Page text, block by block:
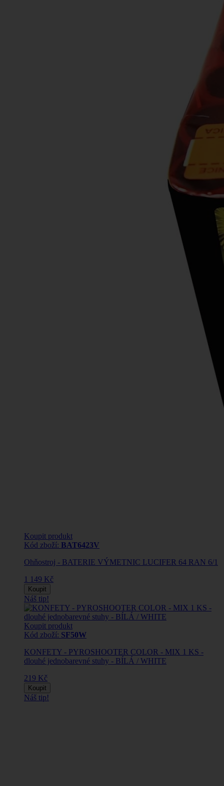
Koupit produkt
Kód zboží: BAT6423V
Ohňostroj - BATERIE VÝMETNIC LUCIFER 64 RAN 6/1
1 149 Kč
Koupit
Náš tip!
Koupit produkt
Kód zboží: SF50W
KONFETY - PYROSHOOTER COLOR - MIX 1 KS -
dlouhé jednobarevné stuhy - BÍLÁ / WHITE
219 Kč
Koupit
Náš tip!